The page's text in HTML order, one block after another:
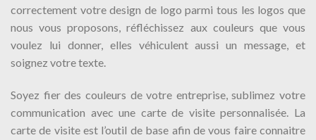
correctement votre design de logo parmi tous les logos que
nous vous proposons, réfléchissez aux couleurs que vous
voulez lui donner, elles véhiculent aussi un message, et
soignez votre texte.
Soyez fier des couleurs de votre entreprise, sublimez votre
communication avec une carte de visite personnalisée. La
carte de visite est l’outil de base afin de vous faire connaitre